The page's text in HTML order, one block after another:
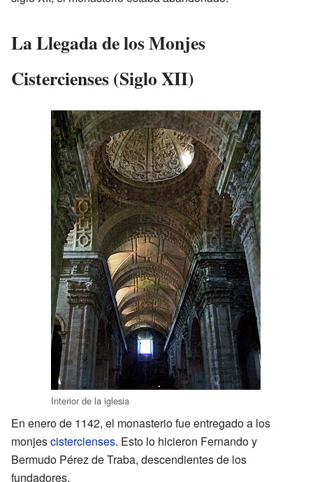
La Llegada de los Monjes
Cistercienses (Siglo XII)
Interior de la iglesia
En enero de 1142, el monasterio fue entregado a los
monjescistercienses. Esto lo hicieron Fernando y
Bermudo Pérez de Traba, descendientes de los
fundadores.